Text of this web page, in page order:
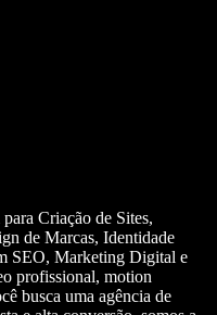
Criação de Sites,
de Marcas, Identidade
SEO, Marketing Digital e
profissional, motion
busca uma agência de